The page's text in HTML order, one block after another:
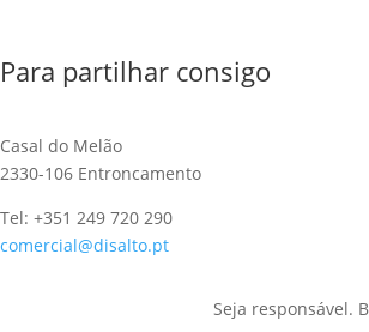
Para partilhar consigo
Casal do Melão
2330-106 Entroncamento
Tel: +351 249 720 290
comercial@disalto.pt
Seja responsável.